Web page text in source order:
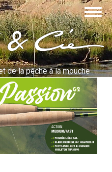
Cie
de la pêche à la mouche